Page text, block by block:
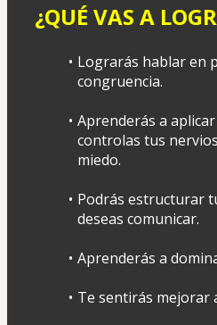
¿QUÉ VAS A
Lograrás hablar en
congruencia.
Aprenderás a
controlas tus
miedo.
Podrás estructurar
deseas comunicar.
Aprenderás a
Te sentirás mejorar